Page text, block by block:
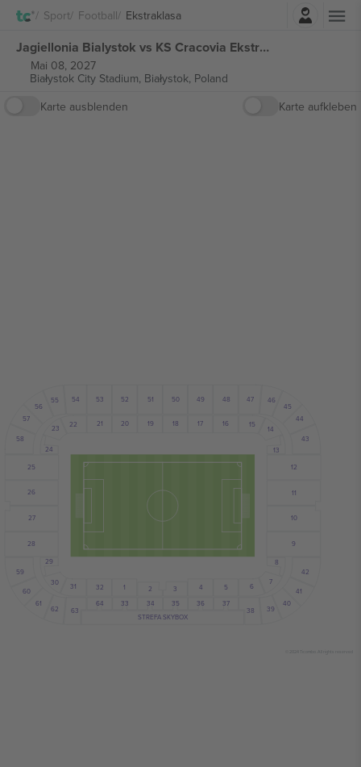
Sport Football Ekstraklasa
Jagiellonia Bialystok vs KS Cracovia Ekstraklasa tickets
Mai 08, 2027
Białystok City Stadium, Białystok, Poland
Karte ausblenden
Karte aufkleben
7
8
9
10
11
12
13
14
23
24
25
26
27
28
29
30 1 2 3 4 5 6
15
16
17
18
19
20
21
22
31
32
40
41
42
43
44
45
56
57
58
59
60
61
33 34 35 36 37
38 39
46
47
48
49
50
51
52
53
54
55
62 63
64
STREFA SKYBOX